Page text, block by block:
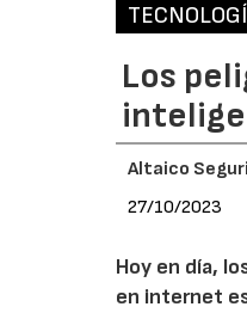
Los
Altaico
27/10/2023
Hoy en día,
en internet